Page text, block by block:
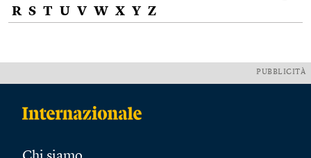
R S T U V W X Y Z
PUBBLICITÀ